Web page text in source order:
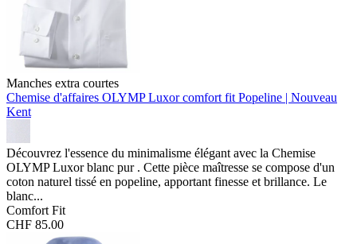
Manches extra courtes
Chemise d'affaires OLYMP Luxor comfort fit Popeline | Nouveau
Kent
Découvrez l'essence du minimalisme élégant avec la Chemise
OLYMP Luxor blanc pur . Cette pièce maîtresse se compose d'un
coton naturel tissé en popeline, apportant finesse et brillance. Le
blanc...
Comfort Fit
CHF 85.00